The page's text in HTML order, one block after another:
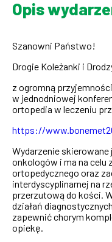
Opis
Szanowni Państwo!
Drogie Koleżanki i
z ogromną
w jednodniowej
ortopedia w leczeniu
https://
Wydarzenie
onkologów i ma na celu
ortopedycznego oraz
interdyscyplinarnej na
przerzutową do kości.
działań diagnostycznych
zapewnić chorym
opiekę.